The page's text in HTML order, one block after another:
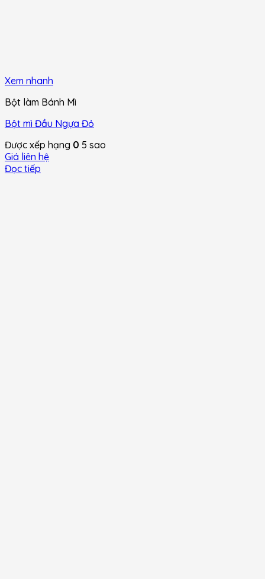
Xem nhanh
Bột làm Bánh Mì
Bột mì Đầu Ngựa Đỏ
Được xếp hạng 0 5 sao
Giá liên hệ
Đọc tiếp